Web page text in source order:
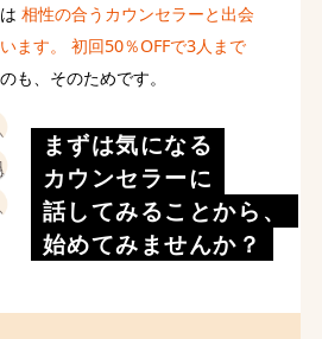
相性の合うカウンセラーと出会
ます。
初回50％OFFで3人まで
も、そのためです。
まずは気になる
カウンセラーに
話してみることから、
始めてみませんか？